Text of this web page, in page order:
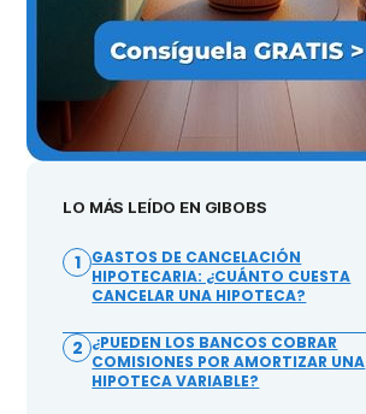
LO MÁS LEÍDO EN GIBOBS
1 GASTOS DE CANCELACIÓN
HIPOTECARIA: ¿CUÁNTO CUESTA
CANCELAR UNA HIPOTECA?
2 ¿PUEDEN LOS BANCOS COBRAR
COMISIONES POR AMORTIZAR UNA
HIPOTECA VARIABLE?